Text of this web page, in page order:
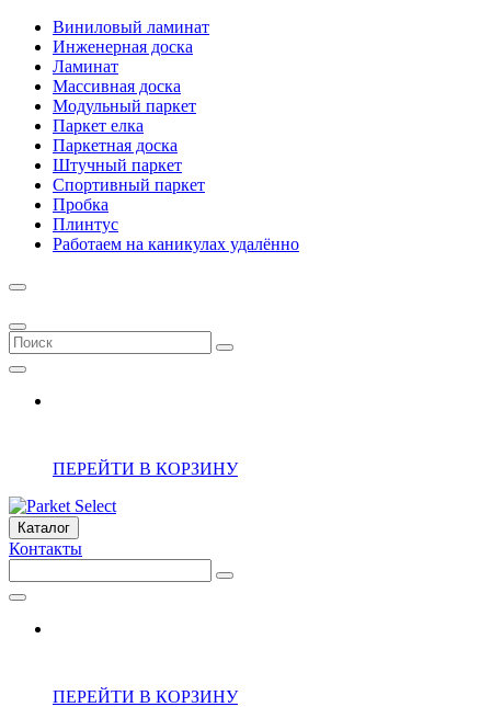
Виниловый ламинат
Инженерная доска
Ламинат
Массивная доска
Модульный паркет
Паркет елка
Паркетная доска
Штучный паркет
Спортивный паркет
Пробка
Плинтус
Работаем на каникулах удалённо
ПЕРЕЙТИ В КОРЗИНУ
Каталог
Контакты
ПЕРЕЙТИ В КОРЗИНУ